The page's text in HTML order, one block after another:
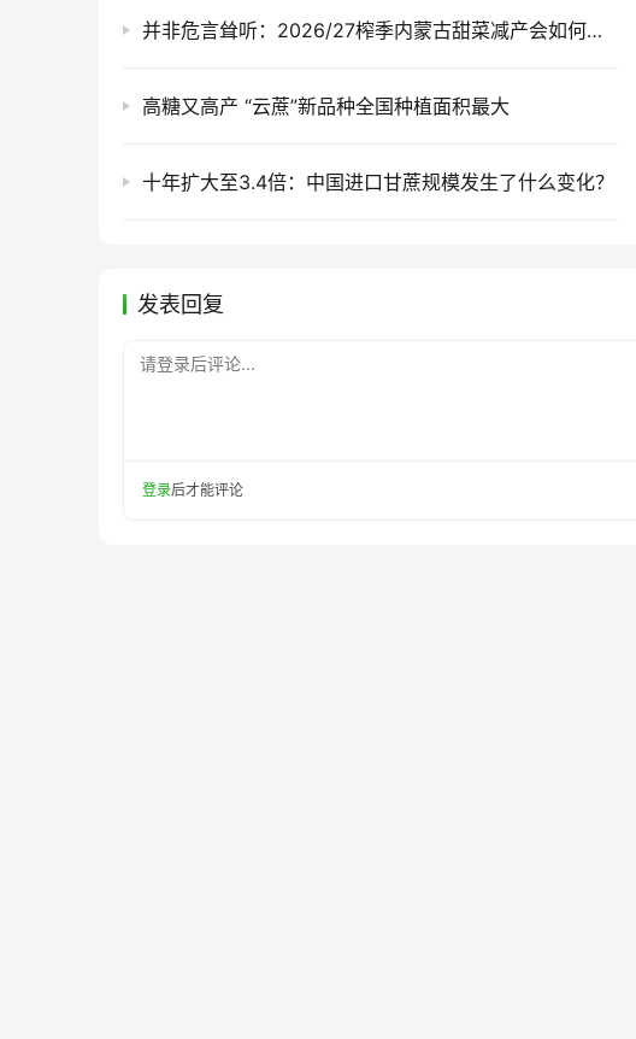
并非危言耸听：2026/27榨季内蒙古甜菜减产会如何传导？
高糖又高产 “云蔗”新品种全国种植面积最大
十年扩大至3.4倍：中国进口甘蔗规模发生了什么变化？
发表回复
请登录后评论...
登录后才能评论